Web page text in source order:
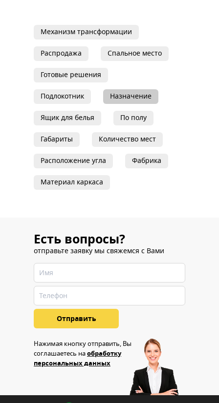
Механизм трансформации
Распродажа Спальное место
Готовые решения
Подлокотник Назначение
Ящик для белья По полу
Габариты Количество мест
Расположение угла Фабрика
Материал каркаса
Есть вопросы?
отправьте заявку мы свяжемся с Вами
Нажимая кнопку отправить, Вы
соглашаетесь наобработку
персональных данных